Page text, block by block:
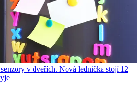
v dveřích. Nová lednička stojí 12